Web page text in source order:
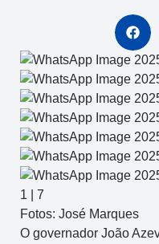
1
7
Fotos: José Marques
O governador João